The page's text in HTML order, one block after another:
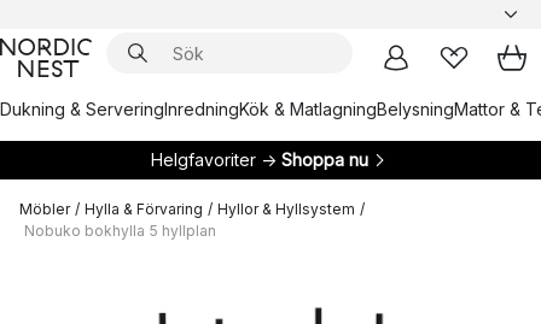
Dukning & ServeringInredningKök & MatlagningBelysningMattor &
Helgfavoriter → Shoppa nu
Möbler / Hylla & Förvaring / Hyllor & Hyllsystem /
Nobuko bokhylla 5 hyllplan